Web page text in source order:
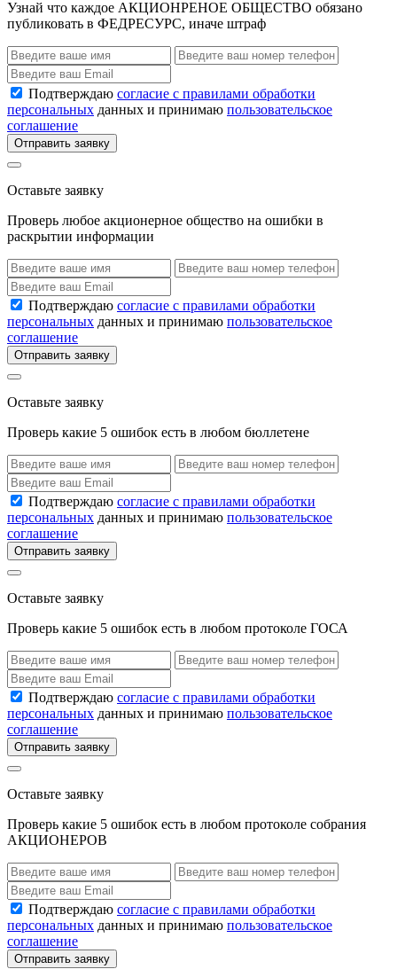
Узнай что каждое АКЦИОНРЕНОЕ ОБЩЕСТВО обязано
публиковать в ФЕДРЕСУРС, иначе штраф
Подтверждаю согласие с правилами обработки
персональных данных и принимаю пользовательское
соглашение
Отправить заявку
Оставьте заявку
Проверь любое акционерное общество на ошибки в
раскрытии информации
Подтверждаю согласие с правилами обработки
персональных данных и принимаю пользовательское
соглашение
Отправить заявку
Оставьте заявку
Проверь какие 5 ошибок есть в любом бюллетене
Подтверждаю согласие с правилами обработки
персональных данных и принимаю пользовательское
соглашение
Отправить заявку
Оставьте заявку
Проверь какие 5 ошибок есть в любом протоколе ГОСА
Подтверждаю согласие с правилами обработки
персональных данных и принимаю пользовательское
соглашение
Отправить заявку
Оставьте заявку
Проверь какие 5 ошибок есть в любом протоколе собрания
АКЦИОНЕРОВ
Подтверждаю согласие с правилами обработки
персональных данных и принимаю пользовательское
соглашение
Отправить заявку